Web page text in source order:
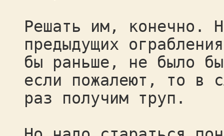
Решать им, конечно.
предыдущих
бы раньше, не было
если пожалеют, то в
раз получим труп.